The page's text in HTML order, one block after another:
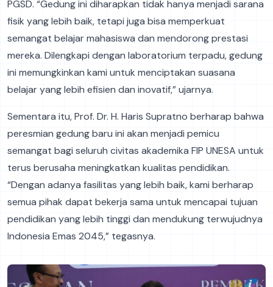
PGSD. “Gedung ini diharapkan tidak hanya menjadi sarana
fisik yang lebih baik, tetapi juga bisa memperkuat
semangat belajar mahasiswa dan mendorong prestasi
mereka. Dilengkapi dengan laboratorium terpadu, gedung
ini memungkinkan kami untuk menciptakan suasana
belajar yang lebih efisien dan inovatif,” ujarnya.
Sementara itu, Prof. Dr. H. Haris Supratno berharap bahwa
peresmian gedung baru ini akan menjadi pemicu
semangat bagi seluruh civitas akademika FIP UNESA untuk
terus berusaha meningkatkan kualitas pendidikan.
“Dengan adanya fasilitas yang lebih baik, kami berharap
semua pihak dapat bekerja sama untuk mencapai tujuan
pendidikan yang lebih tinggi dan mendukung terwujudnya
Indonesia Emas 2045,” tegasnya.